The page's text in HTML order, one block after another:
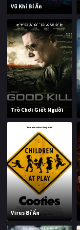
Vũ Khí Bí Ẩn
Trò Chơi Giết Người
Virus Bí Ẩn